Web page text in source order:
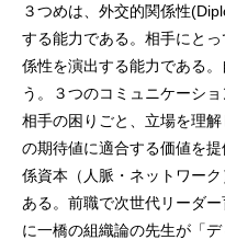
３つめは、外交的関係性
する能力である。相手にと
係性を演出する能力である
う。３つのコミュニケーシ
相手の困りごと、立場を理
の期待値に適合する価値を
係資本（人脈・ネットワー
ある。前職で次世代リーダ
に一橋の組織論の先生が「